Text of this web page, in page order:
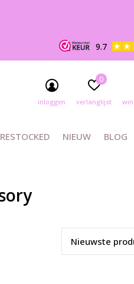
RESTOCKED NIEUW BLOG
inloggen verlanglijst
0
9.7